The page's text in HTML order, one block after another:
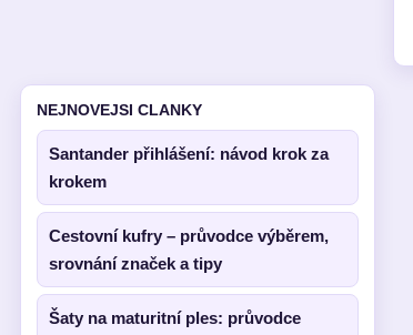
NEJNOVEJSI CLANKY
Santander přihlášení: návod krok za
krokem
Cestovní kufry – průvodce výběrem,
srovnání značek a tipy
Šaty na maturitní ples: průvodce